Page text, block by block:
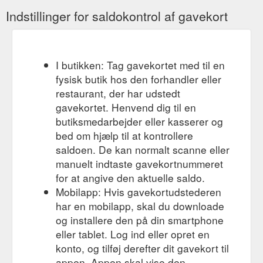
Wohnwelt Service Partnerprogramm Kooperationspartner
Altgeräteentsorgung Newsletter
Lieferservice Onlineshop | POCO Onlineshop
Jetzt anmelden und
20 € Gutschein sichern! Anmelden. Geprüft. Trustedshops EHI
Logo SSL Computer BILD Top Shop 2021 Deutschland Test
https://www.poco.de/pages/lieferservice-
Click & Meet Danke | POCO Onlineshop
Jetzt anmelden und 20 €
Gutschein sichern! Anmelden. Suchen. Kontakt. POCO
Einrichtungsmärkte GmbH Industriestraße 39 59192
Bergkamen Anrufen Email senden Allgemeines . Filialfinder
Aktuelle Werbung Veranstaltungen & Aktionen POCO-
Wohnwelt Service Partnerprogramm Kooperationspartner
Altgeräteentsorgung Newsletter
https://www.poco.de/pages/click-meet-danke
POCO MASTERCARD® | Jetzt beantragen & Vorteile sichern | POCO
Jetzt anmelden und 20 € Gutschein sichern! Anmelden.
Indstillinger for saldokontrol af gavekort
I butikken: Tag gavekortet med til en
fysisk butik hos den forhandler eller
restaurant, der har udstedt
gavekortet. Henvend dig til en
butiksmedarbejder eller kasserer og
bed om hjælp til at kontrollere
saldoen. De kan normalt scanne eller
manuelt indtaste gavekortnummeret
for at angive den aktuelle saldo.
Mobilapp: Hvis gavekortudstederen
har en mobilapp, skal du downloade
og installere den på din smartphone
eller tablet. Log ind eller opret en
konto, og tilføj derefter dit gavekort til